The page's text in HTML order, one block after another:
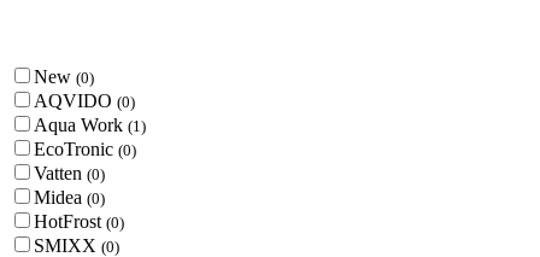
New (0)
AQVIDO (0)
Aqua Work (1 )
EcoTronic (0)
Vatten (0)
Midea (0)
HotFrost (0)
SMIXX (0)